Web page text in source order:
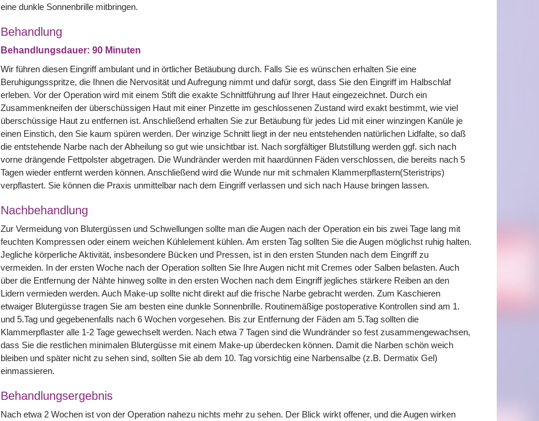
eine dunkle Sonnenbrille mitbringen.
Behandlung
Behandlungsdauer: 90 Minuten
Wir führen diesen Eingriff ambulant und in örtlicher Betäubung durch. Falls Sie es wünschen erhalten Sie eine
Beruhigungsspritze, die Ihnen die Nervosität und Aufregung nimmt und dafür sorgt, dass Sie den Eingriff im Halbschlaf
erleben. Vor der Operation wird mit einem Stift die exakte Schnittführung auf Ihrer Haut eingezeichnet. Durch ein
Zusammenkneifen der überschüssigen Haut mit einer Pinzette im geschlossenen Zustand wird exakt bestimmt, wie viel
überschüssige Haut zu entfernen ist. Anschließend erhalten Sie zur Betäubung für jedes Lid mit einer winzingen Kanüle je
einen Einstich, den Sie kaum spüren werden. Der winzige Schnitt liegt in der neu entstehenden natürlichen Lidfalte, so daß
die entstehende Narbe nach der Abheilung so gut wie unsichtbar ist. Nach sorgfältiger Blutstillung werden ggf. sich nach
vorne drängende Fettpolster abgetragen. Die Wundränder werden mit haardünnen Fäden verschlossen, die bereits nach 5
Tagen wieder entfernt werden können. Anschließend wird die Wunde nur mit schmalen Klammerpflastern(Steristrips)
verpflastert. Sie können die Praxis unmittelbar nach dem Eingriff verlassen und sich nach Hause bringen lassen.
Nachbehandlung
Zur Vermeidung von Blutergüssen und Schwellungen sollte man die Augen nach der Operation ein bis zwei Tage lang mit
feuchten Kompressen oder einem weichen Kühlelement kühlen. Am ersten Tag sollten Sie die Augen möglichst ruhig halten.
Jegliche körperliche Aktivität, insbesondere Bücken und Pressen, ist in den ersten Stunden nach dem Eingriff zu
vermeiden. In der ersten Woche nach der Operation sollten Sie Ihre Augen nicht mit Cremes oder Salben belasten. Auch
über die Entfernung der Nähte hinweg sollte in den ersten Wochen nach dem Eingriff jegliches stärkere Reiben an den
Lidern vermieden werden. Auch Make-up sollte nicht direkt auf die frische Narbe gebracht werden. Zum Kaschieren
etwaiger Blutergüsse tragen Sie am besten eine dunkle Sonnenbrille. Routinemäßige postoperative Kontrollen sind am 1.
und 5.Tag und gegebenenfalls nach 6 Wochen vorgesehen. Bis zur Entfernung der Fäden am 5.Tag sollten die
Klammerpflaster alle 1-2 Tage gewechselt werden. Nach etwa 7 Tagen sind die Wundränder so fest zusammengewachsen,
dass Sie die restlichen minimalen Blutergüsse mit einem Make-up überdecken können. Damit die Narben schön weich
bleiben und später nicht zu sehen sind, sollten Sie ab dem 10. Tag vorsichtig eine Narbensalbe (z.B. Dermatix Gel)
einmassieren.
Behandlungsergebnis
Nach etwa 2 Wochen ist von der Operation nahezu nichts mehr zu sehen. Der Blick wirkt offener, und die Augen wirken